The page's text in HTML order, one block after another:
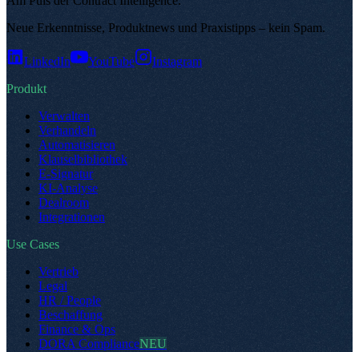
Neue Erkenntnisse, Produktnews und Praxistipps – kein Spam.
LinkedIn YouTube
Instagram
Produkt
Verwalten
Verhandeln
Automatisieren
Klauselbibliothek
E-Signatur
KI-Analyse
Dealroom
Integrationen
Use Cases
Vertrieb
Legal
HR / People
Beschaffung
Finance & Ops
DORA ComplianceNEU